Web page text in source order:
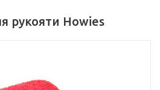
рукояти Howies